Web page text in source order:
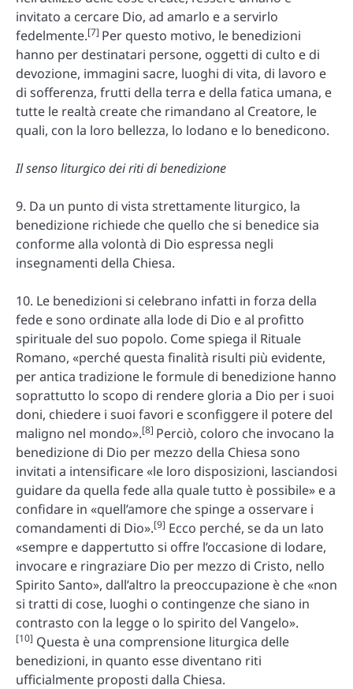
invitato a cercare Dio, ad amarlo e a servirlo
fedelmente.[7] Per questo motivo, le benedizioni
hanno per destinatari persone, oggetti di culto e di
devozione, immagini sacre, luoghi di vita, di lavoro e
di sofferenza, frutti della terra e della fatica umana, e
tutte le realtà create che rimandano al Creatore, le
quali, con la loro bellezza, lo lodano e lo benedicono.
Il senso liturgico dei riti di benedizione
9. Da un punto di vista strettamente liturgico, la
benedizione richiede che quello che si benedice sia
conforme alla volontà di Dio espressa negli
insegnamenti della Chiesa.
10. Le benedizioni si celebrano infatti in forza della
fede e sono ordinate alla lode di Dio e al profitto
spirituale del suo popolo. Come spiega il Rituale
Romano, «perché questa finalità risulti più evidente,
per antica tradizione le formule di benedizione hanno
soprattutto lo scopo di rendere gloria a Dio per i suoi
doni, chiedere i suoi favori e sconfiggere il potere del
maligno nel mondo».[8] Perciò, coloro che invocano la
benedizione di Dio per mezzo della Chiesa sono
invitati a intensificare «le loro disposizioni, lasciandosi
guidare da quella fede alla quale tutto è possibile» e a
confidare in «quell’amore che spinge a osservare i
comandamenti di Dio».[9] Ecco perché, se da un lato
«sempre e dappertutto si offre l’occasione di lodare,
invocare e ringraziare Dio per mezzo di Cristo, nello
Spirito Santo», dall’altro la preoccupazione è che «non
si tratti di cose, luoghi o contingenze che siano in
contrasto con la legge o lo spirito del Vangelo».
[10] Questa è una comprensione liturgica delle
benedizioni, in quanto esse diventano riti
ufficialmente proposti dalla Chiesa.